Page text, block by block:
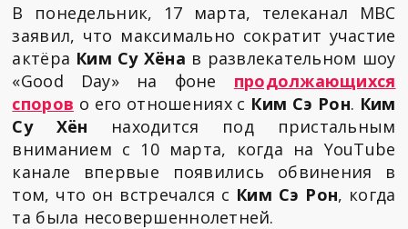
В понедельник, 17 марта, телеканал MBC
заявил, что максимально сократит участие
актёра Ким Су Хёна в развлекательном шоу
«Good Day» на фоне продолжающихся
споров о его отношениях с Ким Сэ Рон. Ким
Су Хён находится под пристальным
вниманием с 10 марта, когда на YouTube
канале впервые появились обвинения в
том, что он встречался с Ким Сэ Рон, когда
та была несовершеннолетней.